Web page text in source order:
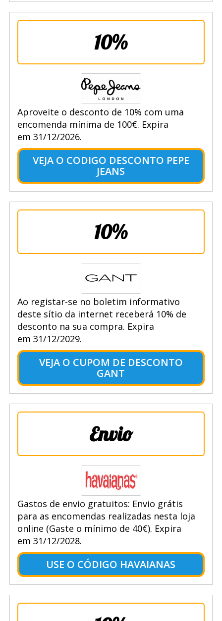
10%
Aproveite o desconto de 10% com uma
encomenda mínima de 100€. Expira
em 31/12/2026.
VEJA O CODIGO DESCONTO PEPE
JEANS
10%
Ao registar-se no boletim informativo
deste sítio da internet receberá 10% de
desconto na sua compra. Expira
em 31/12/2029.
VEJA O CUPOM DE DESCONTO
GANT
Envio
Gastos de envio gratuitos: Envio grátis
para as encomendas realizadas nesta loja
online (Gaste o mínimo de 40€). Expira
em 31/12/2028.
USE O CÓDIGO HAVAIANAS